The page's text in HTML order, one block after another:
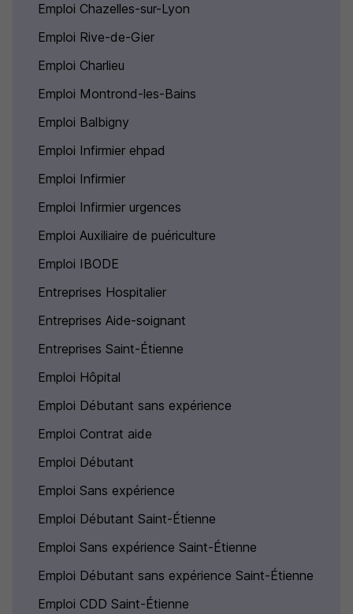
Emploi Chazelles-sur-Lyon
Emploi Rive-de-Gier
Emploi Charlieu
Emploi Montrond-les-Bains
Emploi Balbigny
Emploi Infirmier ehpad
Emploi Infirmier
Emploi Infirmier urgences
Emploi Auxiliaire de puériculture
Emploi IBODE
Entreprises Hospitalier
Entreprises Aide-soignant
Entreprises Saint-Étienne
Emploi Hôpital
Emploi Débutant sans expérience
Emploi Contrat aide
Emploi Débutant
Emploi Sans expérience
Emploi Débutant Saint-Étienne
Emploi Sans expérience Saint-Étienne
Emploi Débutant sans expérience Saint-Étienne
Emploi CDD Saint-Étienne